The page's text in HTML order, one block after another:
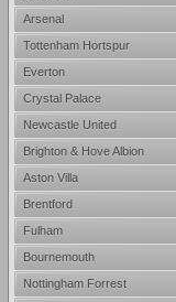
Arsenal
Tottenham Hortspur
Everton
Crystal Palace
Newcastle United
Brighton & Hove Albion
Aston Villa
Brentford
Fulham
Bournemouth
Nottingham Forrest